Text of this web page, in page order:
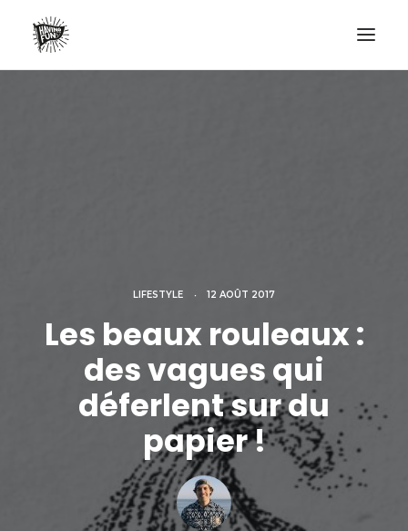
LIFESTYLE • 12 AOÛT 2017
Les beaux rouleaux :
des vagues qui
déferlent sur du
papier !